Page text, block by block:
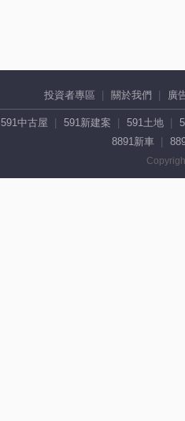
投資者專區 關於我們 廣
591中古屋 591新建案 591土地
8891新車